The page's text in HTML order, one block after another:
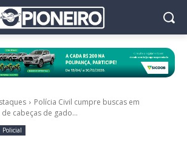
Polícia Civil cumpre buscas em
cabeças de gado...
Policial